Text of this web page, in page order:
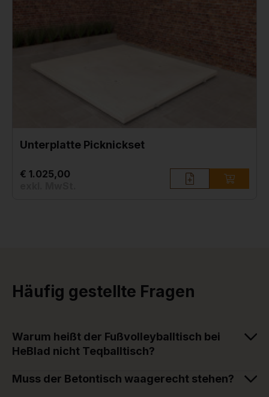
Unterplatte Picknickset
€ 1.025,00
Häufig gestellte Fragen
Warum heißt der Fußvolleyballtisch bei
HeBlad nicht Teqballtisch?
Muss der Betontisch waagerecht stehen?